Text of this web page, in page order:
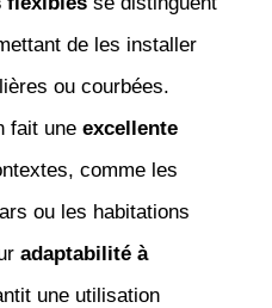
de les installer
ou courbées.
fait une excellente
comme les
ou les habitations
adaptabilité à
une utilisation